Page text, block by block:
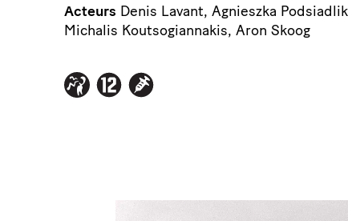
Acteurs Denis Lavant, Agnieszka
Michalis Koutsogiannakis, Aron Skoog